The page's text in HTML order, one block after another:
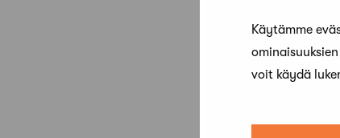
Käytämme
voit käydä